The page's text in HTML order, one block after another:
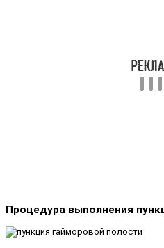
Процедура выполнения